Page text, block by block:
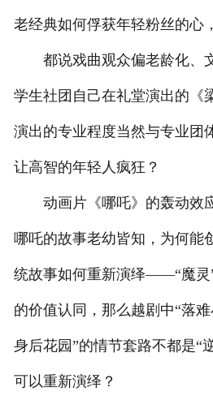
老经典如何俘获年轻粉丝的心
都说戏曲观众偏老龄化、
学生社团自己在礼堂演出的《
演出的专业程度当然与专业团
让高智的年轻人疯狂？
动画片《哪吒》的轰动效应
哪吒的故事老幼皆知，为何能
统故事如何重新演绎——“魔灵
的价值认同，那么越剧中“落
身后花园”的情节套路不都是“
可以重新演绎？